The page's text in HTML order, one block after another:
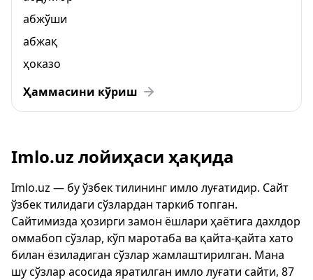
абжўши
абжақ
ҳоказо
Ҳаммасини кўриш
Imlo.uz лойиҳаси ҳақида
Imlo.uz — бу ўзбек тилининг имло луғатидир. Сайт
ўзбек тилидаги сўзлардан таркиб топган.
Сайтимизда ҳозирги замон ёшлари ҳаётига дахлдор
оммабоп сўзлар, кўп маротаба ва қайта-қайта хато
билан ёзиладиган сўзлар жамлаштирилган. Мана
шу сўзлар асосида яратилган имло луғати сайти, 87